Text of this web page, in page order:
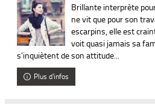
Brillante interprète
ne vit que pour son
escarpins, elle est
voit quasi jamais sa
s'inquiètent de son attitude...
Plus d'infos